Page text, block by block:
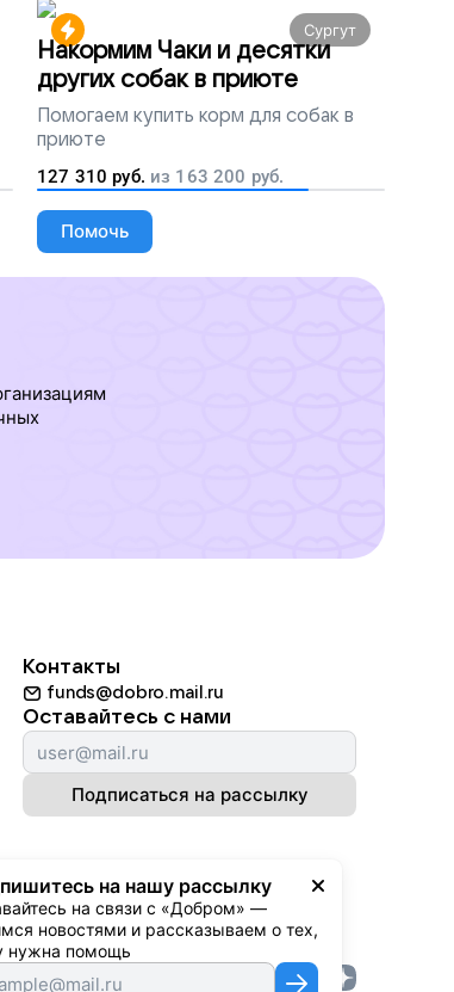
Сургут
Накормим Чаки и десятки
других собак в приюте
Помогаем купить корм для собак в
приюте
127 310 руб. из 163 200 руб.
Помочь
на нашу рассылку
на связи с «Добром» —
новостями и рассказываем о тех,
нужна помощь
Контакты
funds@dobro.mail.ru
Оставайтесь с нами
Подписаться на рассылку